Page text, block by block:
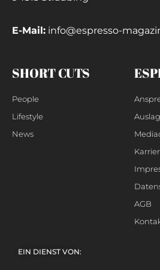
E-Mail: info@espresso-
SHORT CUTS
People
Lifestyle
News
AGB
EIN DIENST VON: